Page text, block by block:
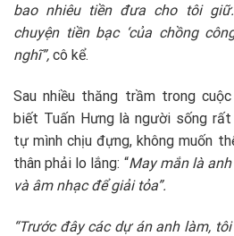
bao nhiêu tiền đưa cho tôi
chuyện tiền bạc ‘của chồng
nghĩ”, cô kể.
Sau nhiều thăng trầm trong
biết Tuấn Hưng là người sống
tự mình chịu đựng, không muốn
thân phải lo lắng: “May mắn là
và âm nhạc để giải tỏa”.
“Trước đây các dự án anh làm,